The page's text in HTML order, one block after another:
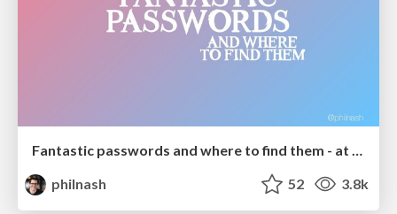
philnash
52 3.8k